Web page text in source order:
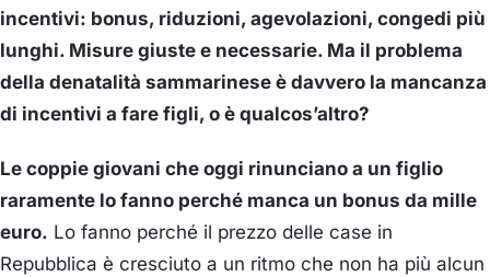
incentivi: bonus, riduzioni, agevolazioni, congedi più
lunghi. Misure giuste e necessarie. Ma il problema
della denatalità sammarinese è davvero la mancanza
di incentivi a fare figli, o è qualcos’altro?
Le coppie giovani che oggi rinunciano a un figlio
raramente lo fanno perché manca un bonus da mille
euro. Lo fanno perché il prezzo delle case in
Repubblica è cresciuto a un ritmo che non ha più alcun